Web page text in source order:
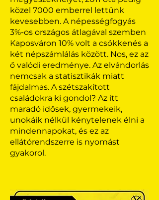
közel 7000 emberrel lettünk
kevesebben. A népességfogyás
3%-os országos átlagával szemben
Kaposváron 10% volt a csökkenés a
két népszámlálás között. Nos, ez az
ő valódi eredménye. Az elvándorlás
nemcsak a statisztikák miatt
fájdalmas. A szétszakított
családokra ki gondol? Az itt
maradó idősek, gyermekeik,
unokáik nélkül kénytelenek élni a
mindennapokat, és ez az
ellátórendszerre is nyomást
gyakorol.